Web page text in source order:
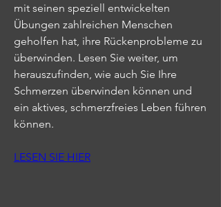
mit seinen speziell entwickelten
Übungen zahlreichen Menschen
geholfen hat, ihre Rückenprobleme zu
überwinden. Lesen Sie weiter, um
herauszufinden, wie auch Sie Ihre
Schmerzen überwinden können und
ein aktives, schmerzfreies Leben führen
können.
LESEN SIE HIER